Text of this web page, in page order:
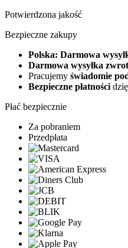
Potwierdzona jakość
Bezpieczne zakupy
Polska: Darmowa
Darmowa wysyłka
Pracujemy świadomie
Bezpieczne płatności
Płać bezpiecznie
Za pobraniem
Przedpłata